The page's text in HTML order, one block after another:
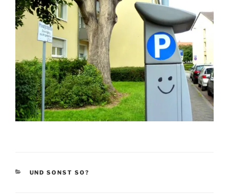
KATEGORIEN
UND SONST SO?